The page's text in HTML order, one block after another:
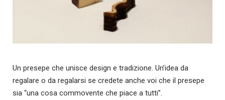
Un presepe che unisce design e tradizione. Un’idea da
regalare o da regalarsi se credete anche voi che il presepe
sia “una cosa commovente che piace a tutti”.